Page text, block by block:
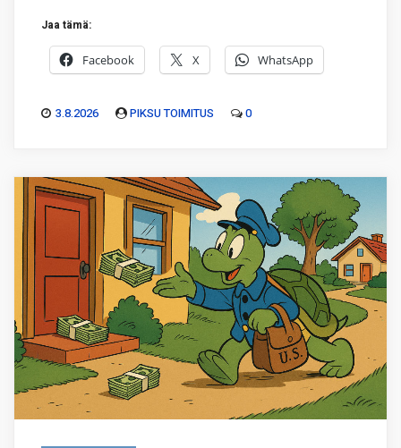
Jaa tämä:
Facebook X WhatsApp
3.8.2026 PIKSU TOIMITUS 0